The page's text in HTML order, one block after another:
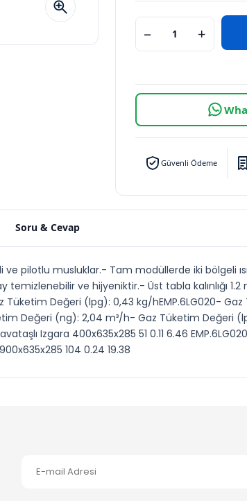
− +
Güvenli Ödeme
Soru & Cevap
pilotlu musluklar.- Tam modüllerde iki bölgeli
ve hijyeniktir.- Üst tabla kalınlığı
Tüketim Değeri (lpg): 0,43 kg/hEMP.6LG020-
Değeri (ng): 2,04 m³/h- Gaz Tüketim Değeri
Izgara 400x635x285 51 0.11 6.46
104 0.24 19.38